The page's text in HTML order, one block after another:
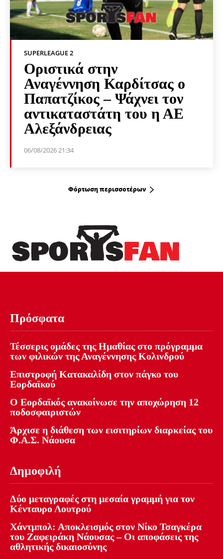
SUPERLEAGUE 2
Οριστικά στην
Αναγέννηση Καρδίτσας ο
Παπατζίκος – Ψάχνει τον
αντικαταστάτη του η ΑΕ
Αλεξάνδρειας
06/08/2026 21:34
Φόρτωση περισσοτέρων
Πρόσφατα
Τέσσερις ομάδες της Ημαθίας στο πρόγραμμα
των φιλικών της Αναγέννησης Κολινδρού
Επιστροφή Κατακαλίδη στον πάγκο του
Εορδαϊκού
Ο Εορδαϊκός ανακοίνωσε την αποχώρηση 12
ποδοσφαιριστών
Άρχισε η διάθεση των εισιτηρίων διαρκείας του
Φ.Α.Σ. Νάουσα
Δημοφιλή
Δύο μεταγραφές στη μεσαία γραμμή για τον
Κένταυρο Λουτρού
Χάντμπολ: Αποκλεισμός στον Νίκο Τσαγκέρα
του Ζαφειράκη Νάουσας – Οι αποφάσεις της
αθλητικής δικαιοσύνης